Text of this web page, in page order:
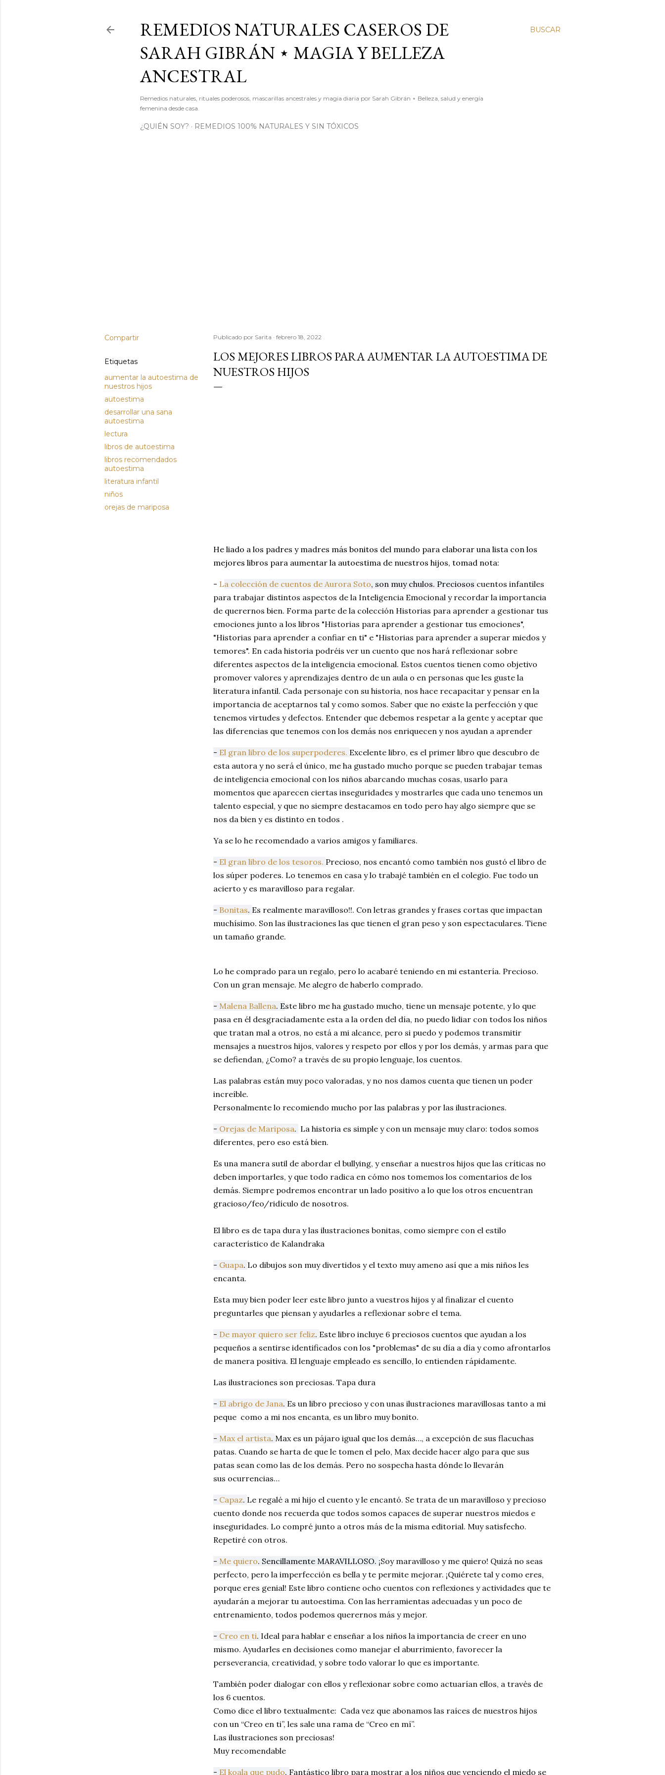
BUSCAR
REMEDIOS NATURALES CASEROS DE
SARAH GIBRÁN ⋆ MAGIA Y BELLEZA
ANCESTRAL
Remedios naturales, rituales poderosos, mascarillas ancestrales y magia diaria por Sarah Gibrán ⋆ Belleza, salud y energía
femenina desde casa.
¿QUIÉN SOY? REMEDIOS 100% NATURALES Y SIN TÓXICOS
Compartir
Etiquetas
aumentar la autoestima de
nuestros hijos
autoestima
desarrollar una sana
autoestima
lectura
libros de autoestima
libros recomendados
autoestima
literatura infantil
niños
orejas de mariposa
Publicado por Sarita febrero 18, 2022
LOS MEJORES LIBROS PARA AUMENTAR LA AUTOESTIMA DE
NUESTROS HIJOS
He liado a los padres y madres más bonitos del mundo para elaborar una lista con los
mejores libros para aumentar la autoestima de nuestros hijos, tomad nota:
- La colección de cuentos de Aurora Soto, son muy chulos. Preciosos cuentos infantiles
para trabajar distintos aspectos de la Inteligencia Emocional y recordar la importancia
de querernos bien. Forma parte de la colección Historias para aprender a gestionar tus
emociones junto a los libros "Historias para aprender a gestionar tus emociones",
"Historias para aprender a confiar en ti" e "Historias para aprender a superar miedos y
temores". En cada historia podréis ver un cuento que nos hará reflexionar sobre
diferentes aspectos de la inteligencia emocional. Estos cuentos tienen como objetivo
promover valores y aprendizajes dentro de un aula o en personas que les guste la
literatura infantil. Cada personaje con su historia, nos hace recapacitar y pensar en la
importancia de aceptarnos tal y como somos. Saber que no existe la perfección y que
tenemos virtudes y defectos. Entender que debemos respetar a la gente y aceptar que
las diferencias que tenemos con los demás nos enriquecen y nos ayudan a aprender
- El gran libro de los superpoderes. Excelente libro, es el primer libro que descubro de
esta autora y no será el único, me ha gustado mucho porque se pueden trabajar temas
de inteligencia emocional con los niños abarcando muchas cosas, usarlo para
momentos que aparecen ciertas inseguridades y mostrarles que cada uno tenemos un
talento especial, y que no siempre destacamos en todo pero hay algo siempre que se
nos da bien y es distinto en todos .
Ya se lo he recomendado a varios amigos y familiares.
- El gran libro de los tesoros. Precioso, nos encantó como también nos gustó el libro de
los súper poderes. Lo tenemos en casa y lo trabajé también en el colegio. Fue todo un
acierto y es maravilloso para regalar.
- Bonitas. Es realmente maravilloso!!. Con letras grandes y frases cortas que impactan
muchísimo. Son las ilustraciones las que tienen el gran peso y son espectaculares. Tiene
un tamaño grande.
Lo he comprado para un regalo, pero lo acabaré teniendo en mi estantería. Precioso.
Con un gran mensaje. Me alegro de haberlo comprado.
- Malena Ballena. Este libro me ha gustado mucho, tiene un mensaje potente, y lo que
pasa en él desgraciadamente esta a la orden del día, no puedo lidiar con todos los niños
que tratan mal a otros, no está a mi alcance, pero si puedo y podemos transmitir
mensajes a nuestros hijos, valores y respeto por ellos y por los demás, y armas para que
se defiendan, ¿Como? a través de su propio lenguaje, los cuentos.
Las palabras están muy poco valoradas, y no nos damos cuenta que tienen un poder
increíble.
Personalmente lo recomiendo mucho por las palabras y por las ilustraciones.
- Orejas de Mariposa. La historia es simple y con un mensaje muy claro: todos somos
diferentes, pero eso está bien.
Es una manera sutil de abordar el bullying, y enseñar a nuestros hijos que las críticas no
deben importarles, y que todo radica en cómo nos tomemos los comentarios de los
demás. Siempre podremos encontrar un lado positivo a lo que los otros encuentran
gracioso/feo/ridículo de nosotros.
El libro es de tapa dura y las ilustraciones bonitas, como siempre con el estilo
característico de Kalandraka
- Guapa. Lo dibujos son muy divertidos y el texto muy ameno así que a mis niños les
encanta.
Esta muy bien poder leer este libro junto a vuestros hijos y al finalizar el cuento
preguntarles que piensan y ayudarles a reflexionar sobre el tema.
- De mayor quiero ser feliz. Este libro incluye 6 preciosos cuentos que ayudan a los
pequeños a sentirse identificados con los "problemas" de su día a día y como afrontarlos
de manera positiva. El lenguaje empleado es sencillo, lo entienden rápidamente.
Las ilustraciones son preciosas. Tapa dura
- El abrigo de Jana. Es un libro precioso y con unas ilustraciones maravillosas tanto a mi
peque como a mi nos encanta, es un libro muy bonito.
- Max el artista. Max es un pájaro igual que los demás…, a excepción de sus flacuchas
patas. Cuando se harta de que le tomen el pelo, Max decide hacer algo para que sus
patas sean como las de los demás. Pero no sospecha hasta dónde lo llevarán
sus ocurrencias…
- Capaz. Le regalé a mi hijo el cuento y le encantó. Se trata de un maravilloso y precioso
cuento donde nos recuerda que todos somos capaces de superar nuestros miedos e
inseguridades. Lo compré junto a otros más de la misma editorial. Muy satisfecho.
Repetiré con otros.
- Me quiero. Sencillamente MARAVILLOSO. ¡Soy maravilloso y me quiero! Quizá no seas
perfecto, pero la imperfección es bella y te permite mejorar. ¡Quiérete tal y como eres,
porque eres genial! Este libro contiene ocho cuentos con reflexiones y actividades que te
ayudarán a mejorar tu autoestima. Con las herramientas adecuadas y un poco de
entrenamiento, todos podemos querernos más y mejor.
- Creo en ti. Ideal para hablar e enseñar a los niños la importancia de creer en uno
mismo. Ayudarles en decisiones como manejar el aburrimiento, favorecer la
perseverancia, creatividad, y sobre todo valorar lo que es importante.
También poder dialogar con ellos y reflexionar sobre como actuarían ellos, a través de
los 6 cuentos.
Como dice el libro textualmente: Cada vez que abonamos las raíces de nuestros hijos
con un “Creo en ti”, les sale una rama de “Creo en mí”.
Las ilustraciones son preciosas!
Muy recomendable
- El koala que pudo. Fantástico libro para mostrar a los niños que venciendo el miedo se